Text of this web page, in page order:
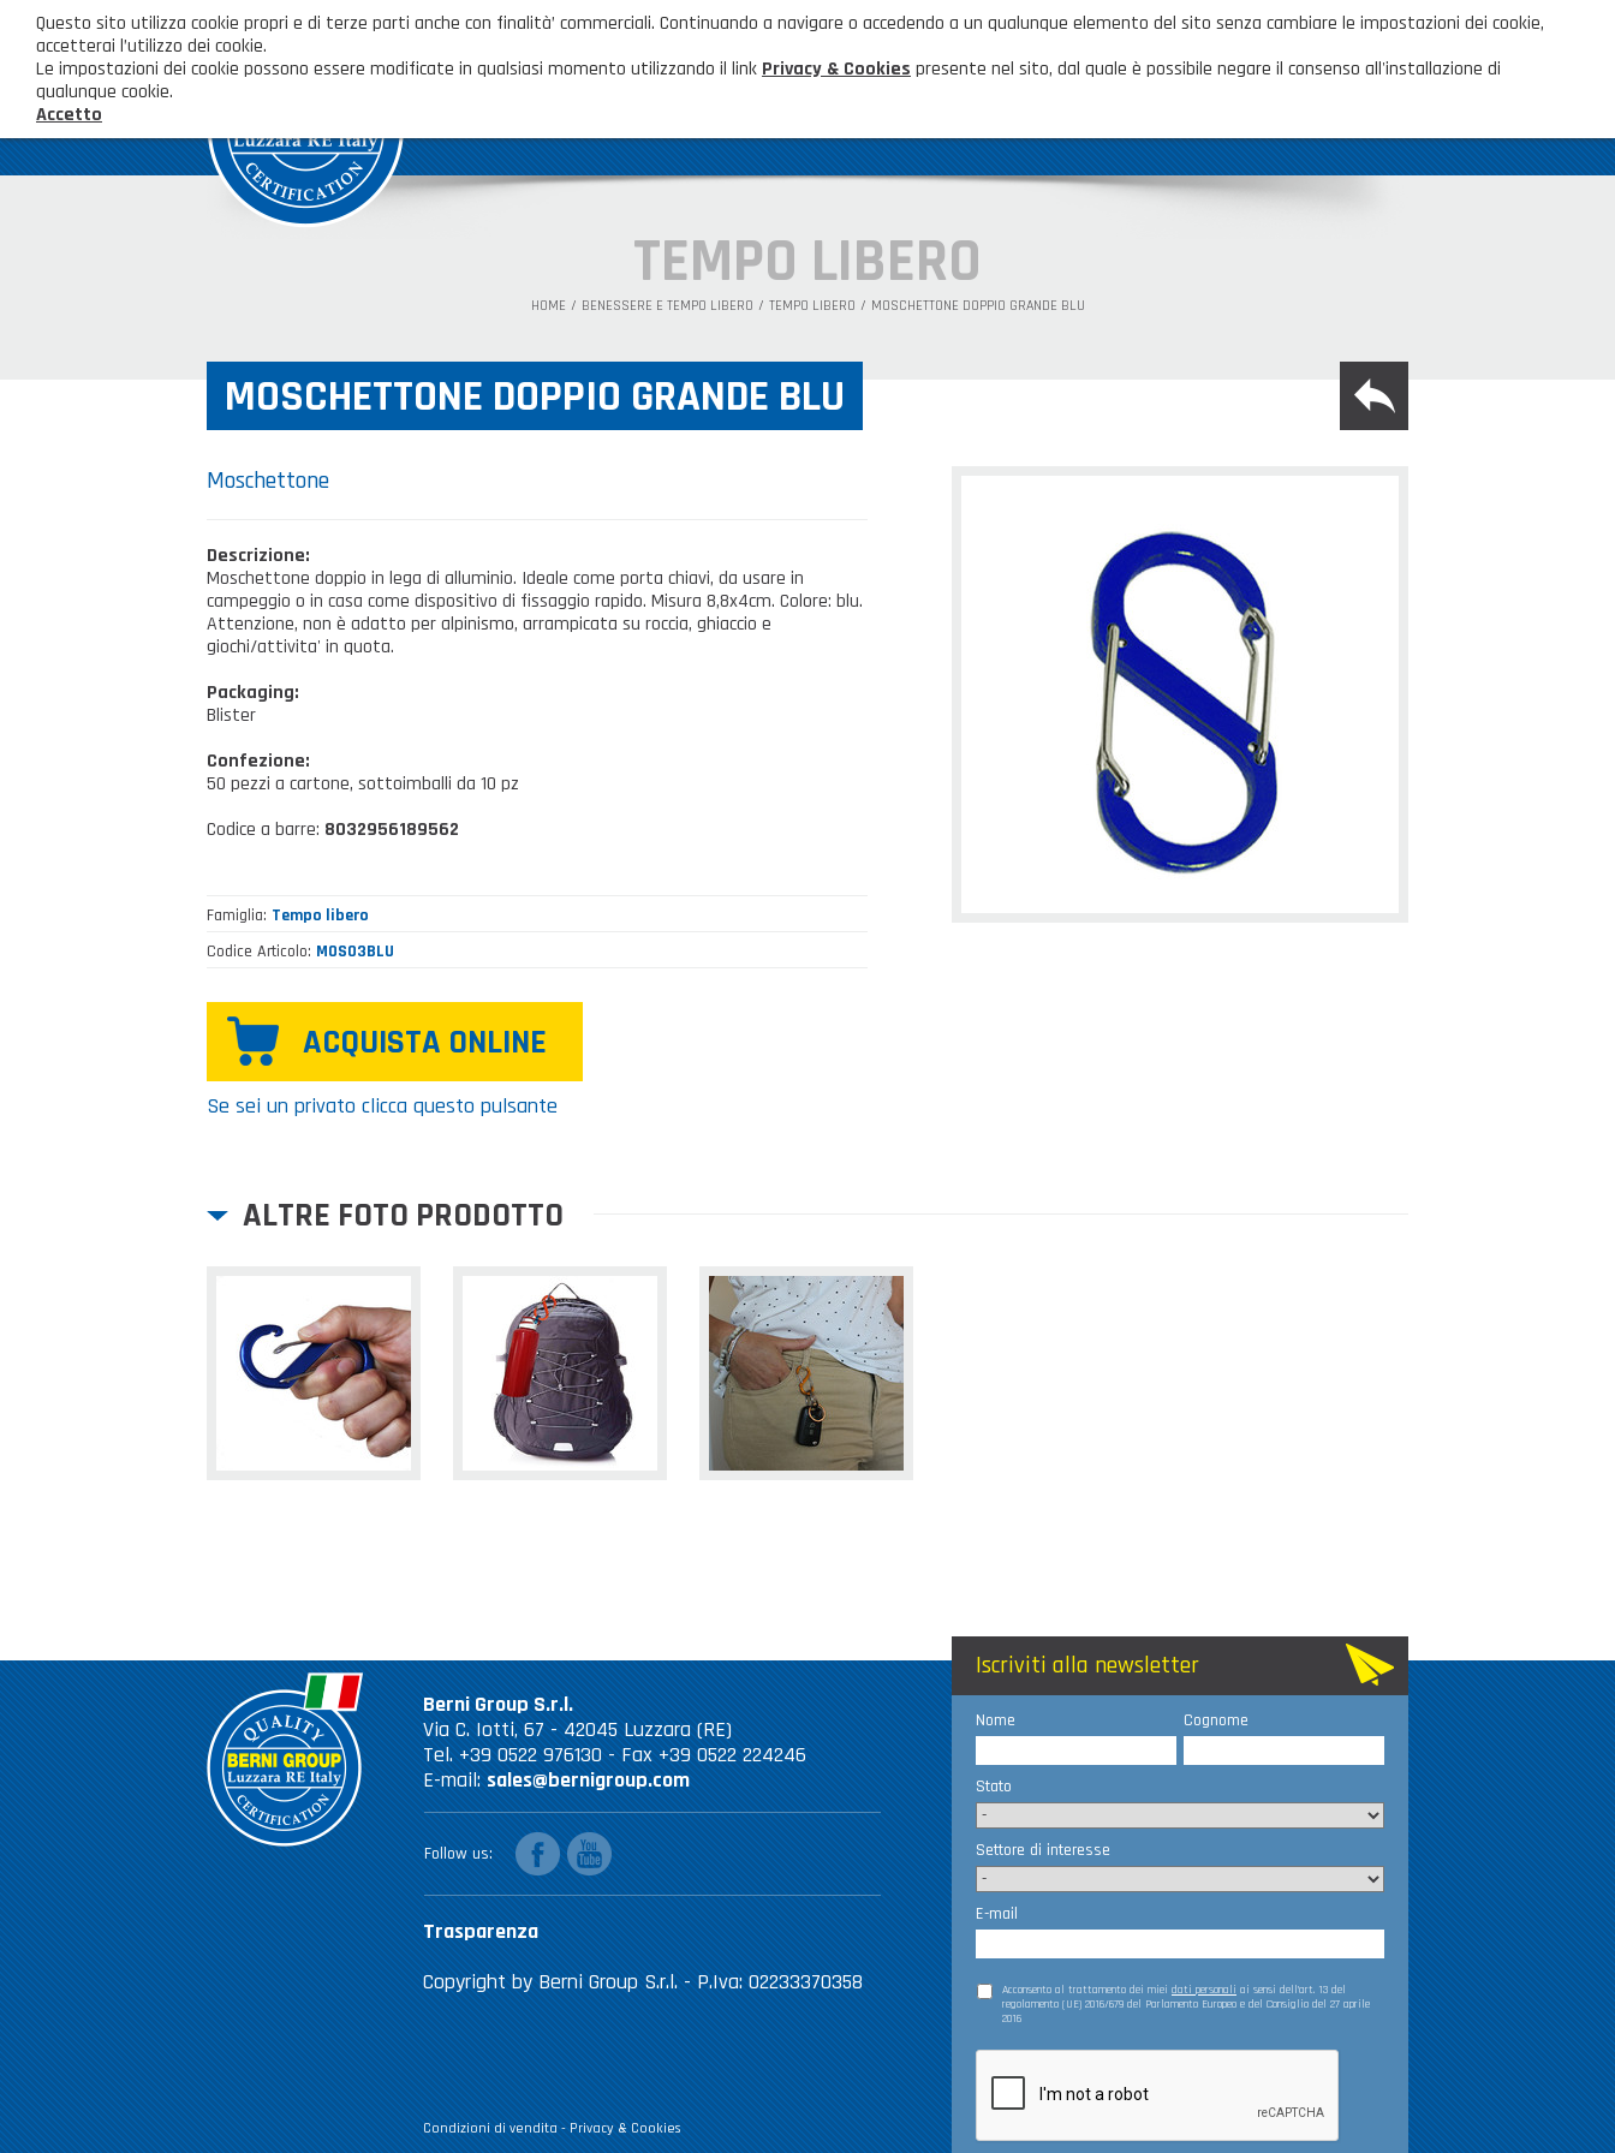
AREA CLIENTI
HOME NOVITÀ ED EVENTI FAQ CATALOGHI
TEMPO LIBERO
HOME BENESSERE E TEMPO LIBERO TEMPO LIBERO MOSCHETTONE DOPPIO GRANDE BLU
MOSCHETTONE DOPPIO GRANDE BLU
Moschettone
Descrizione:
Moschettone doppio in lega di alluminio. Ideale come porta chiavi, da usare in
campeggio o in casa come dispositivo di fissaggio rapido. Misura 8,8x4cm. Colore: blu.
Attenzione, non è adatto per alpinismo, arrampicata su roccia, ghiaccio e
giochi/attivita' in quota.
Packaging:
Blister
Confezione:
50 pezzi a cartone, sottoimballi da 10 pz
Codice a barre: 8032956189562
Famiglia Tempo libero
Codice Articolo MOS03BLU
ACQUISTA ONLINE
Se sei un privato clicca questo pulsante
ALTRE FOTO PRODOTTO
Berni Group S.r.l.
Via C. Iotti, 67 - 42045 Luzzara (RE)
Tel. +39 0522 976130 - Fax +39 0522 224246
E-mail: sales@bernigroup.com
Trasparenza
Copyright by Berni Group S.r.l. - P.Iva: 02233370358
Condizioni di vendita - Privacy & Cookies
Follow us
facebookyoutube
Iscriviti alla newsletter
Nome Cognome
Stato
Settore di interesse
E-mail
Acconsento al trattamento dei miei dati personali ai sensi dell’art. 13 del
regolamento (UE) 2016/679 del Parlamento Europeo e del Consiglio del 27 aprile
2016
Questo sito utilizza cookie propri e di terze parti anche con finalità’ commerciali. Continuando a navigare o accedendo a un qualunque elemento del sito senza cambiare le impostazioni dei cookie,
accetterai l’utilizzo dei cookie.
Le impostazioni dei cookie possono essere modificate in qualsiasi momento utilizzando il link Privacy & Cookies presente nel sito, dal quale è possibile negare il consenso all'installazione di
qualunque cookie.
Accetto